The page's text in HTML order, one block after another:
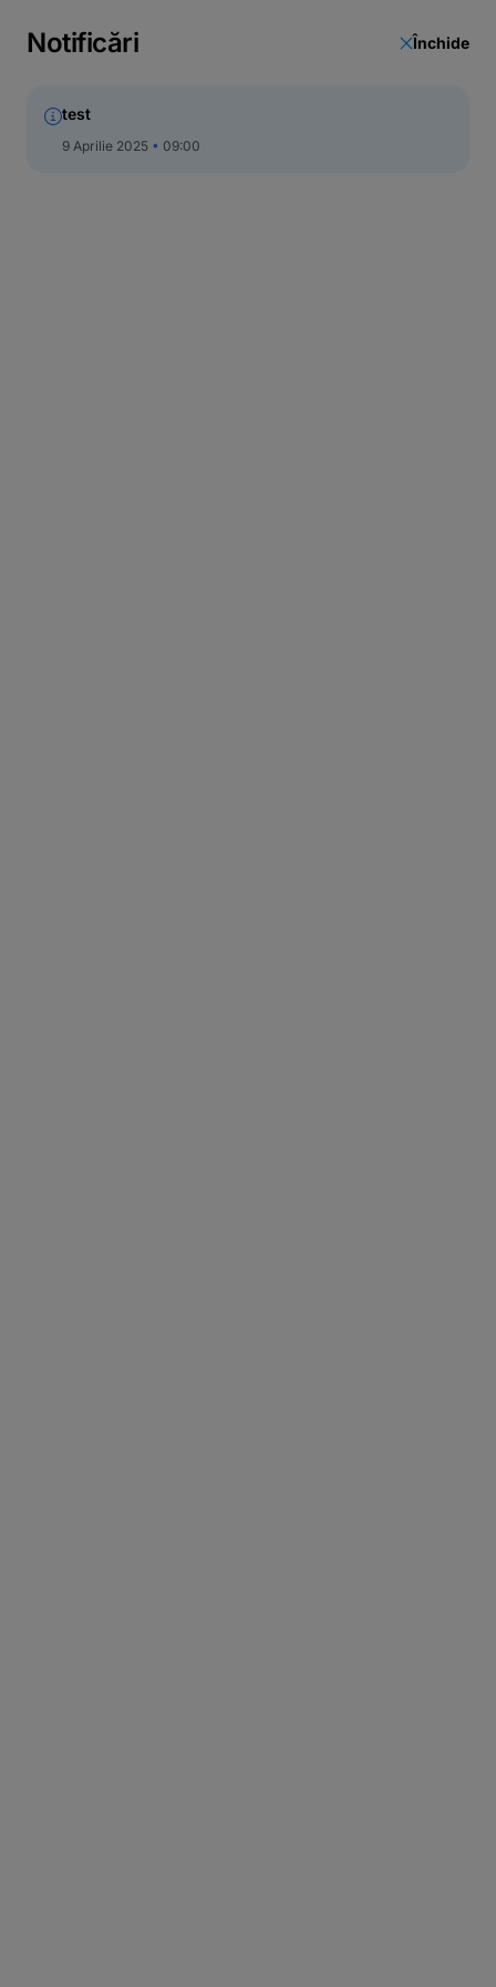
Notificări Închide
test
9 Aprilie 2025 09:00